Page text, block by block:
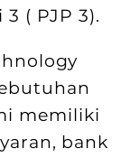
( PJP 3).​​
memiliki
bank